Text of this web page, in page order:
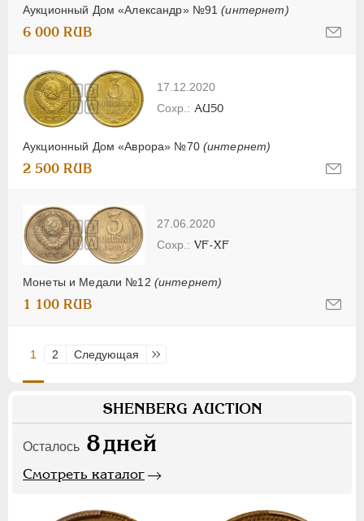
Аукционный Дом «Александр» №91(интернет)
6 000 RUB
17.12.2020
Аукционный Дом «Аврора» №70 (интернет)
AU50
2 500 RUB
27.06.2020
Монеты и Медали №12 (интернет)
VF-XF
1 100 RUB
1 2 Следующая Последняя
SHENBERG AUCTION
Осталось 8дней
Смотреть каталог